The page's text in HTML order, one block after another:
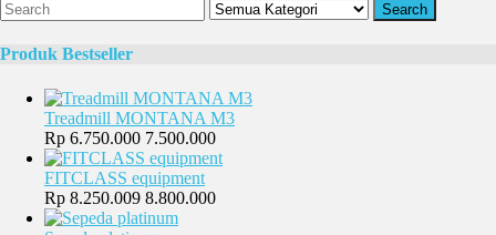
Search
Produk Bestseller
Treadmill MONTANA M3
Rp 6.750.000 7.500.000
FITCLASS equipment
Rp 8.250.009 8.800.000